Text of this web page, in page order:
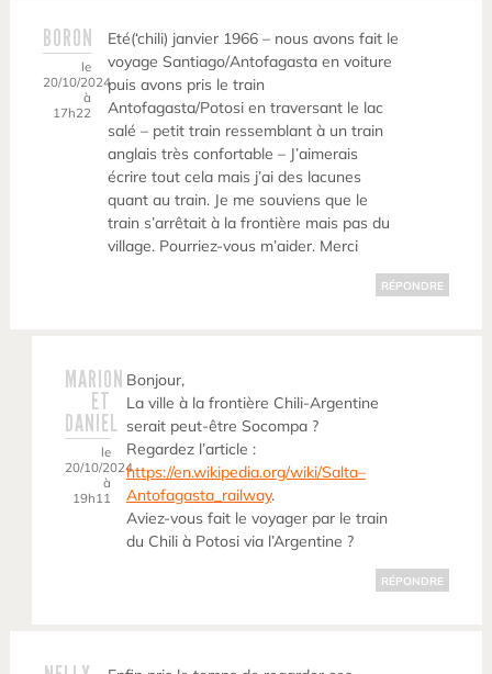
BORON
le
20/10/2024
à
17h22
Eté(‘chili) janvier 1966 – nous avons fait le
voyage Santiago/Antofagasta en voiture
puis avons pris le train
Antofagasta/Potosi en traversant le lac
salé – petit train ressemblant à un train
anglais très confortable – J’aimerais
écrire tout cela mais j’ai des lacunes
quant au train. Je me souviens que le
train s’arrêtait à la frontière mais pas du
village. Pourriez-vous m’aider. Merci
RÉPONDRE
MARION
ET
DANIEL
le
20/10/2024
à
19h11
Bonjour,
La ville à la frontière Chili-Argentine
serait peut-être Socompa ?
Regardez l’article :
https://en.wikipedia.org/wiki/Salta–
Antofagasta_railway.
Aviez-vous fait le voyager par le train
du Chili à Potosi via l’Argentine ?
RÉPONDRE